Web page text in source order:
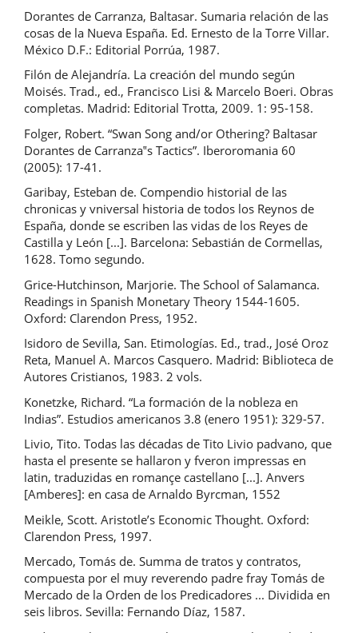
Dorantes de Carranza, Baltasar. Sumaria relación de las
cosas de la Nueva España. Ed. Ernesto de la Torre Villar.
México D.F.: Editorial Porrúa, 1987.
Filón de Alejandría. La creación del mundo según
Moisés. Trad., ed., Francisco Lisi & Marcelo Boeri. Obras
completas. Madrid: Editorial Trotta, 2009. 1: 95-158.
Folger, Robert. “Swan Song and/or Othering? Baltasar
Dorantes de Carranza‟s Tactics”. Iberoromania 60
(2005): 17-41.
Garibay, Esteban de. Compendio historial de las
chronicas y vniversal historia de todos los Reynos de
España, donde se escriben las vidas de los Reyes de
Castilla y León [...]. Barcelona: Sebastián de Cormellas,
1628. Tomo segundo.
Grice-Hutchinson, Marjorie. The School of Salamanca.
Readings in Spanish Monetary Theory 1544-1605.
Oxford: Clarendon Press, 1952.
Isidoro de Sevilla, San. Etimologías. Ed., trad., José Oroz
Reta, Manuel A. Marcos Casquero. Madrid: Biblioteca de
Autores Cristianos, 1983. 2 vols.
Konetzke, Richard. “La formación de la nobleza en
Indias”. Estudios americanos 3.8 (enero 1951): 329-57.
Livio, Tito. Todas las décadas de Tito Livio padvano, que
hasta el presente se hallaron y fveron impressas en
latin, traduzidas en romançe castellano [...]. Anvers
[Amberes]: en casa de Arnaldo Byrcman, 1552
Meikle, Scott. Aristotle’s Economic Thought. Oxford:
Clarendon Press, 1997.
Mercado, Tomás de. Summa de tratos y contratos,
compuesta por el muy reverendo padre fray Tomás de
Mercado de la Orden de los Predicadores ... Dividida en
seis libros. Sevilla: Fernando Díaz, 1587.